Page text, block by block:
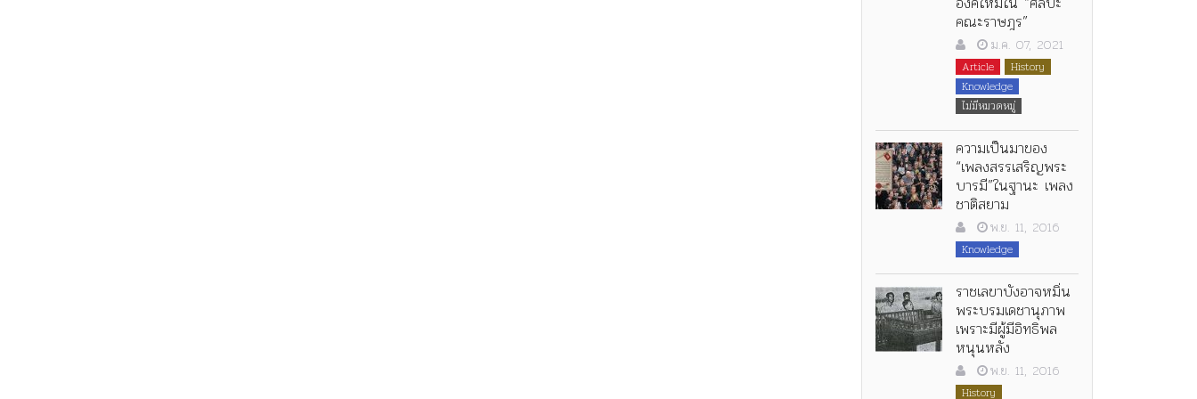
คณะราษฎร”
ม.ค. 07, 2021
Article
History
Knowledge
ไม่มีหมวดหมู่
ความเป็นมาของ
“เพลงสรรเสริญพระ
บารมี”ในฐานะ เพลง
ชาติสยาม
พ.ย. 11, 2016
Knowledge
ราชเลขาบังอาจหมิ่น
พระบรมเดชานุภาพ
เพราะมีผู้มีอิทธิพล
หนุนหลัง
พ.ย. 11, 2016
History